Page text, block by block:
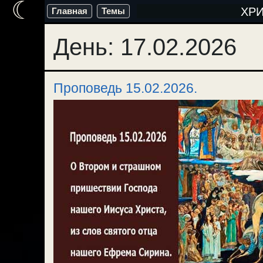
Перейти
содержимому
Главная Темы
День: 17.02.2026
Проповедь 15.02.2026.
☾